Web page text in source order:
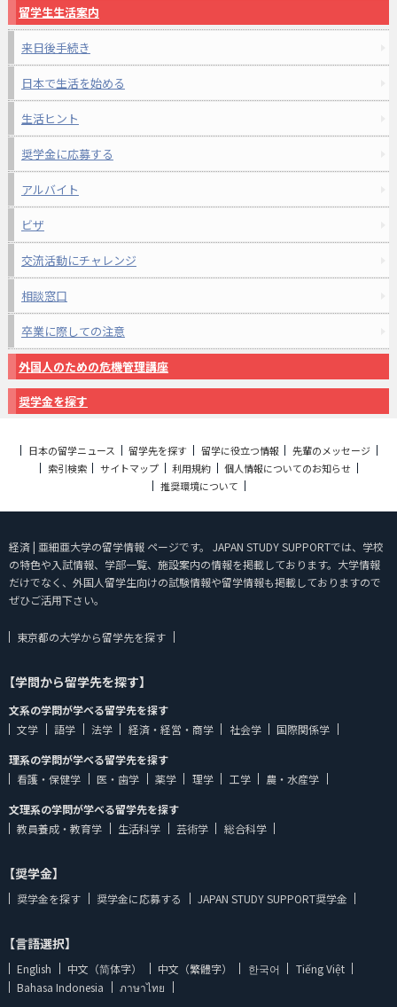
留学生生活案内
来日後手続き
日本で生活を始める
生活ヒント
奨学金に応募する
アルバイト
ビザ
交流活動にチャレンジ
相談窓口
卒業に際しての注意
外国人のための危機管理講座
奨学金を探す
日本の留学ニュース 留学先を探す 留学に役立つ情報
先輩のメッセージ
索引検索
サイトマップ 利用規約
個人情報についてのお知らせ
推奨環境について
経済 | 亜細亜大学の留学情報 ページです。 JAPAN STUDY SUPPORTでは、学校
の特色や入試情報、学部一覧、施設案内の情報を掲載しております。大学情報
だけでなく、外国人留学生向けの試験情報や留学情報も掲載しておりますので
ぜひご活用下さい。
東京都の大学から留学先を探す
【学問から留学先を探す】
文系の学問が学べる留学先を探す
文学
語学 法学 経済・経営・商学 社会学
国際関係学
理系の学問が学べる留学先を探す
看護・保健学
医・歯学 薬学 理学 工学
農・水産学
文理系の学問が学べる留学先を探す
教員養成・教育学
生活科学 芸術学 総合科学
【奨学金】
奨学金を探す 奨学金に応募する JAPAN STUDY SUPPORT奨学金
【言語選択】
English 中文（简体字） 中文（繁體字） 한국어
Tiếng Việt
Bahasa Indonesia
ภาษาไทย